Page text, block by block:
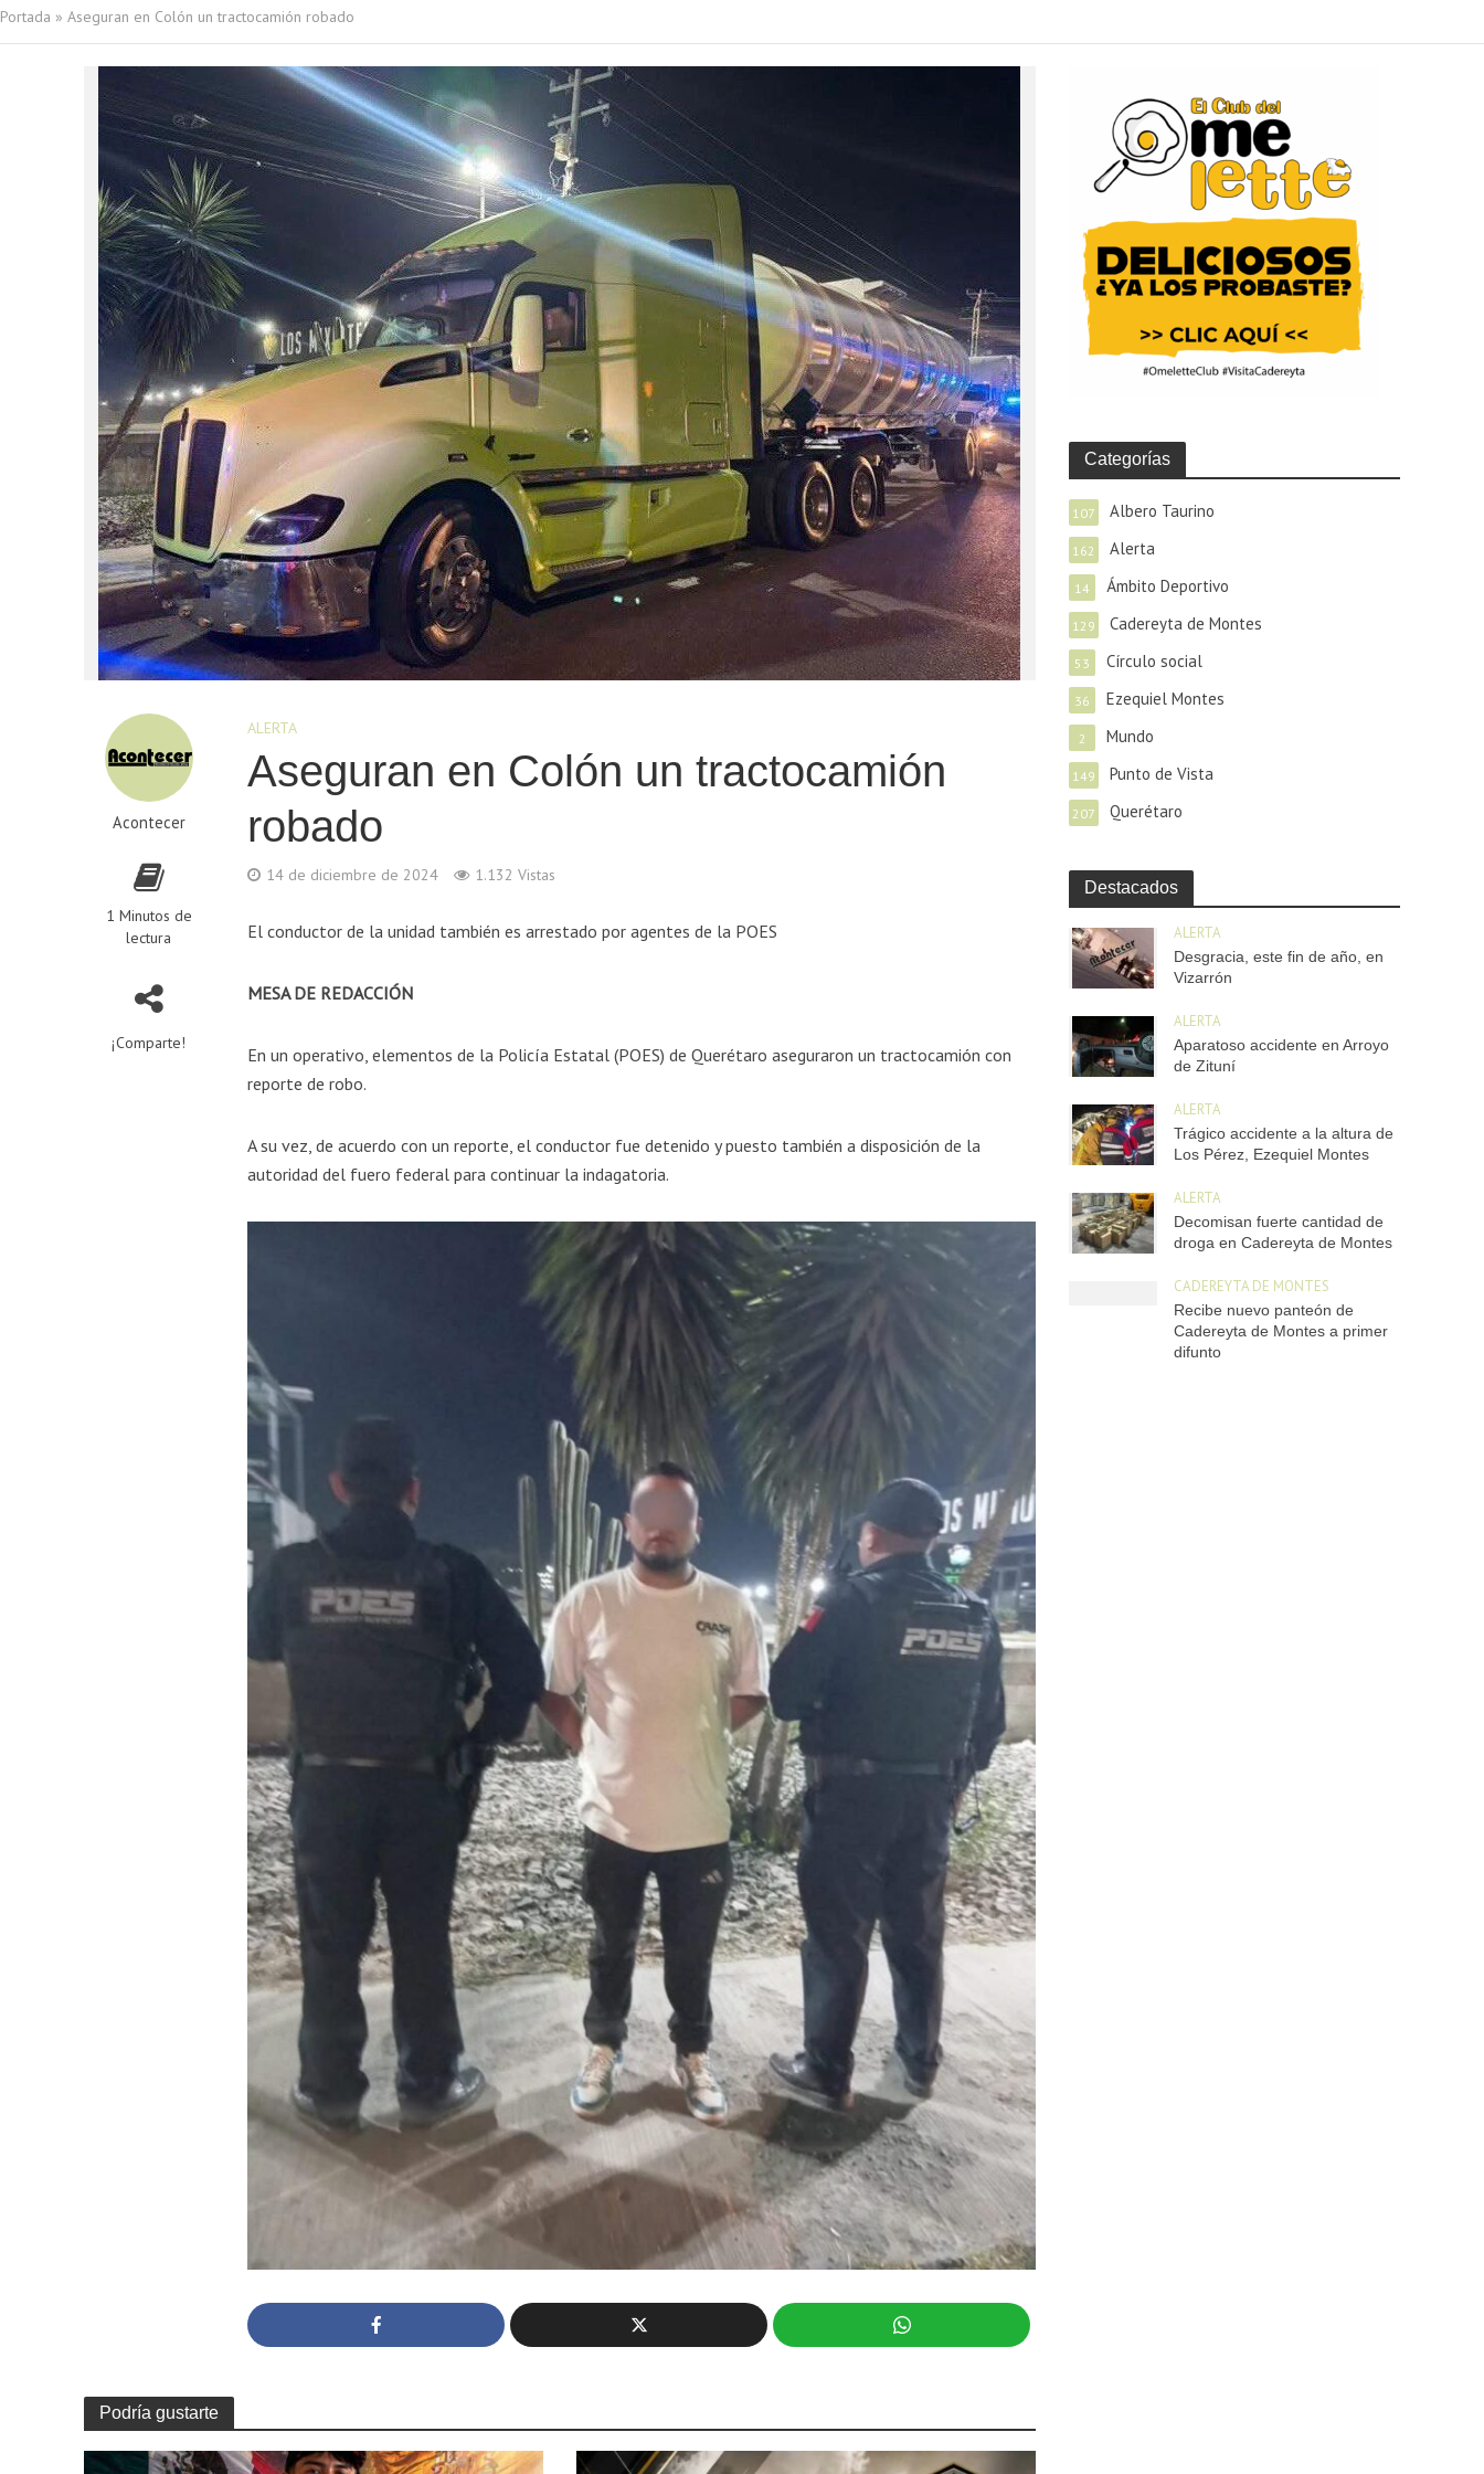
Portada » Aseguran en Colón un tractocamión robado
Acontecer
1 Minutos de
lectura
¡Comparte!
ALERTA
Aseguran en Colón un tractocamión
robado
14 de diciembre de 2024 1.132 Vistas
El conductor de la unidad también es arrestado por agentes de la POES
MESA DE REDACCIÓN
En un operativo, elementos de la Policía Estatal (POES) de Querétaro aseguraron un tractocamión con
reporte de robo.
A su vez, de acuerdo con un reporte, el conductor fue detenido y puesto también a disposición de la
autoridad del fuero federal para continuar la indagatoria.
Podría gustarte
Categorías
Albero Taurino
107
Alerta
162
Ámbito Deportivo
14
Cadereyta de Montes
129
Círculo social
53
Ezequiel Montes
36
Mundo
2
Punto de Vista
149
Querétaro
207
Destacados
ALERTA
Desgracia, este fin de año, en
Vizarrón
ALERTA
Aparatoso accidente en Arroyo
de Zituní
ALERTA
Trágico accidente a la altura de
Los Pérez, Ezequiel Montes
ALERTA
Decomisan fuerte cantidad de
droga en Cadereyta de Montes
CADEREYTA DE MONTES
Recibe nuevo panteón de
Cadereyta de Montes a primer
difunto